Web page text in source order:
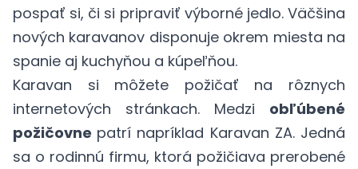
pospať si, či si pripraviť výborné jedlo. Väčšina
nových karavanov disponuje okrem miesta na
spanie aj kuchyňou a kúpeľňou.
Karavan si môžete požičať na rôznych
internetových stránkach. Medzi obľúbené
požičovne patrí napríklad Karavan ZA. Jedná
sa o rodinnú firmu, ktorá požičiava prerobené